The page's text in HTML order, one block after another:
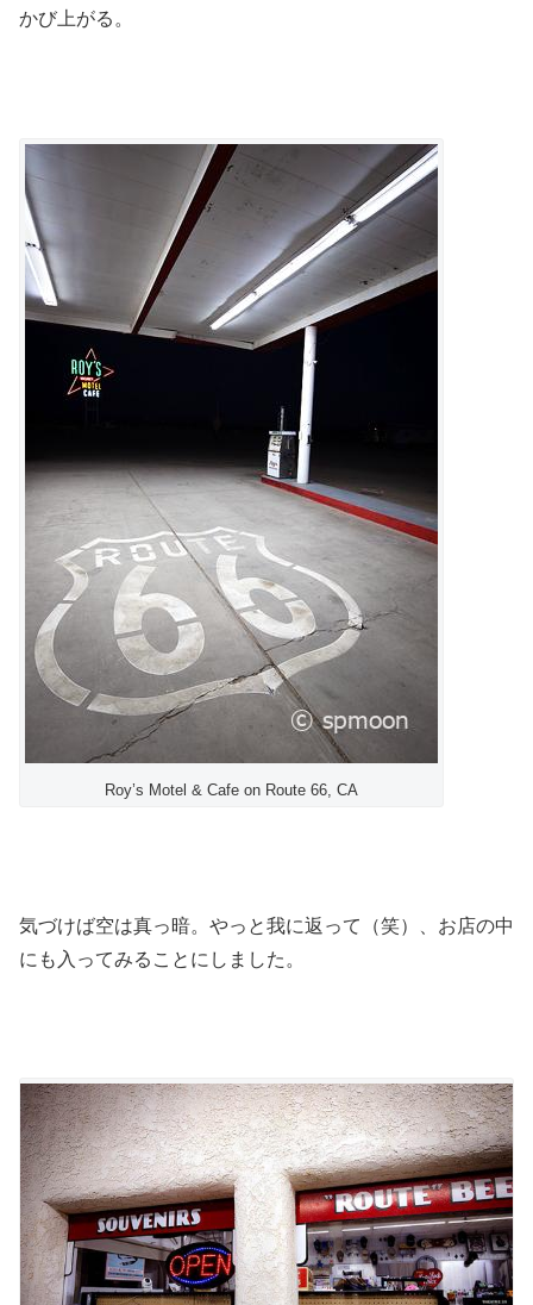
かび上がる。
Roy’s Motel & Cafe on Route 66, CA
気づけば空は真っ暗。やっと我に返って（笑）、お店の中
にも入ってみることにしました。